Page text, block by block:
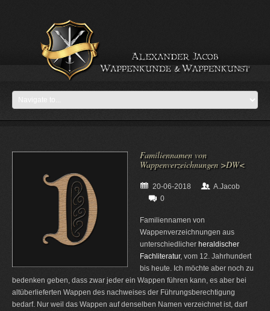
Familiennamen von
Wappenverzeichnungen >DW<
20-06-2018
A.Jacob
0
Familiennamen von
Wappenverzeichnungen aus
unterschiedlicher heraldischer
Fachliteratur, vom 12. Jahrhundert
bis heute. Ich möchte aber noch zu
bedenken geben, dass zwar jeder ein Wappen führen kann, es aber bei
altüberlieferten Wappen des nachweises der Führungsberechtigung
bedarf. Nur weil das Wappen auf denselben Namen verzeichnet ist, darf